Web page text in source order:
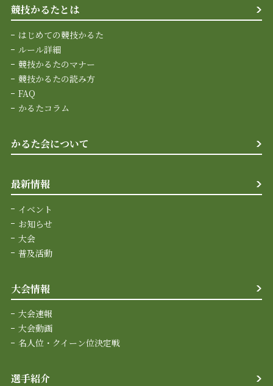
競技かるたとは
はじめての競技かるた
ルール詳細
競技かるたのマナー
競技かるたの読み方
FAQ
かるたコラム
かるた会について
最新情報
イベント
お知らせ
大会
普及活動
大会情報
大会速報
大会動画
名人位・クイーン位決定戦
選手紹介